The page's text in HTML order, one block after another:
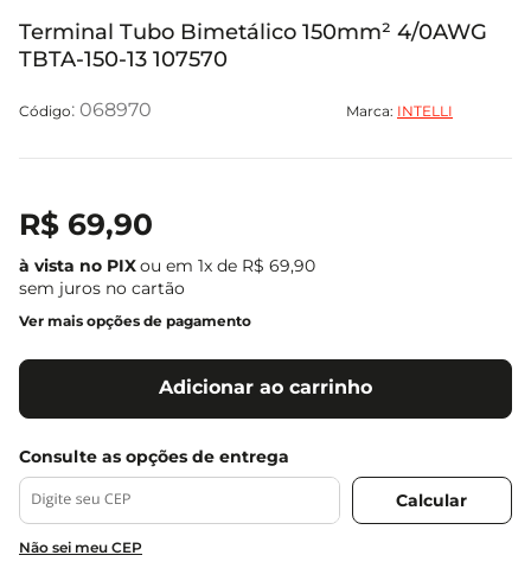
Terminal Tubo Bimetálico 150mm² 4/0AWG
TBTA-150-13 107570
: 068970 Marca: INTELLI
R$ 69,90
ou em 1x de R$ 69,90
sem juros no cartão
Ver mais opções de pagamento
Adicionar ao carrinho
Não sei meu CEP
4 º
cabo pp